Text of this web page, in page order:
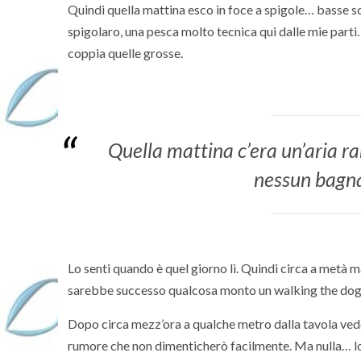
Quindi quella mattina esco in foce a spigole… basse
spigolaro, una pesca molto tecnica qui dalle mie
coppia quelle grosse.
Quella mattina c’era un’aria
nessun
Lo senti quando è quel giorno lì. Quindi circa a metà
sarebbe successo qualcosa monto un walking the
Dopo circa mezz’ora a qualche metro dalla tavola
rumore che non dimenticherò facilmente. Ma nulla…